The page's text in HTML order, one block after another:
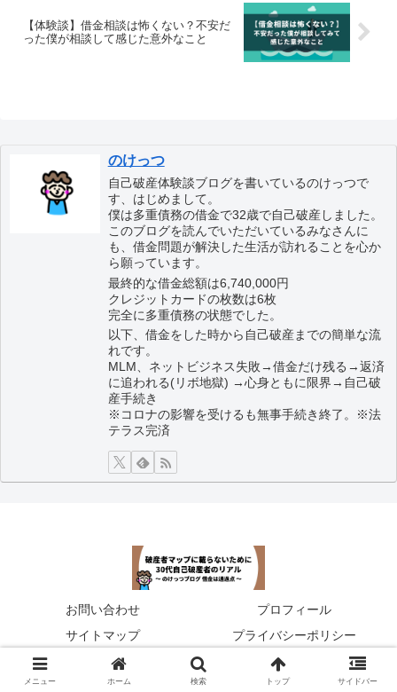
【体験談】借金相談は怖くない？不安だ
った僕が相談して感じた意外なこと
のけっつ
自己破産体験談ブログを書いているのけっつで
す、はじめまして。
僕は多重債務の借金で32歳で自己破産しました。
このブログを読んでいただいているみなさんに
も、借金問題が解決した生活が訪れることを心か
ら願っています。
最終的な借金総額は6,740,000円
クレジットカードの枚数は6枚
完全に多重債務の状態でした。
以下、借金をした時から自己破産までの簡単な流
れです。
MLM、ネットビジネス失敗→借金だけ残る→返済
に追われる(リボ地獄) →心身ともに限界→自己破
産手続き
※コロナの影響を受けるも無事手続き終了。※法
テラス完済
お問い合わせ
プロフィール
サイトマップ
プライバシーポリシー
Copyright © 2020 のけっつ借金体験談ブログ All Rights Reserved.
メニュー ホーム 検索 トップ サイドバー